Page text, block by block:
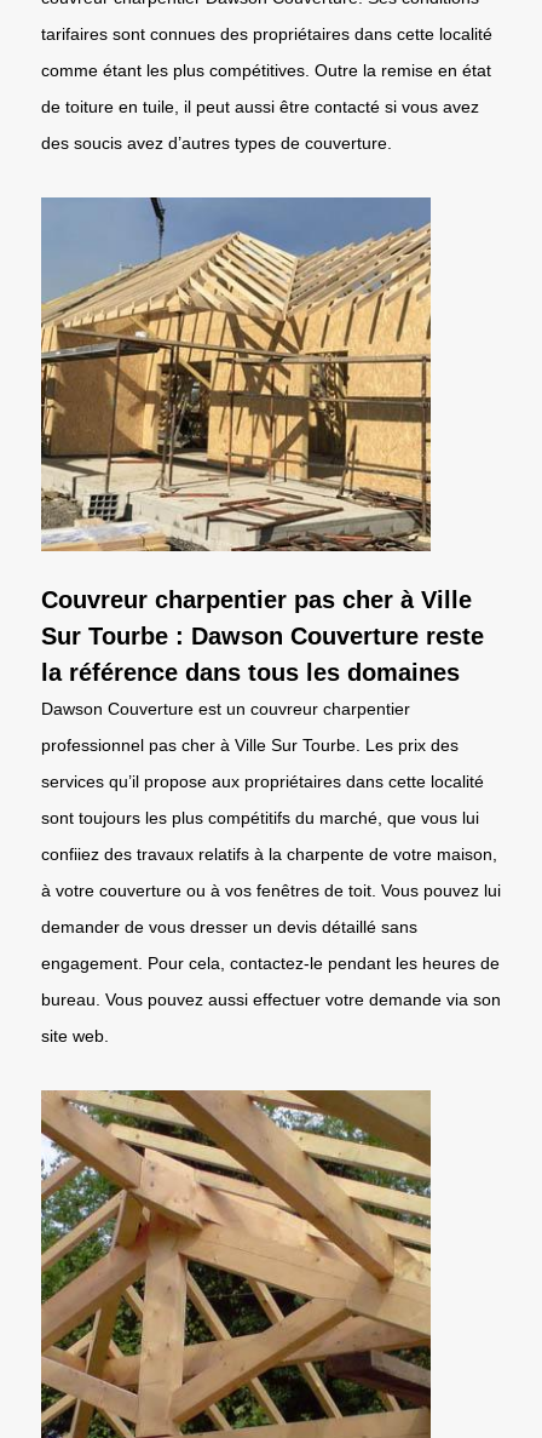
tarifaires sont connues des propriétaires dans cette localité
comme étant les plus compétitives. Outre la remise en état
de toiture en tuile, il peut aussi être contacté si vous avez
des soucis avez d’autres types de couverture.
Couvreur charpentier pas cher à Ville
Sur Tourbe : Dawson Couverture reste
la référence dans tous les domaines
Dawson Couverture est un couvreur charpentier
professionnel pas cher à Ville Sur Tourbe. Les prix des
services qu’il propose aux propriétaires dans cette localité
sont toujours les plus compétitifs du marché, que vous lui
confiiez des travaux relatifs à la charpente de votre maison,
à votre couverture ou à vos fenêtres de toit. Vous pouvez lui
demander de vous dresser un devis détaillé sans
engagement. Pour cela, contactez-le pendant les heures de
bureau. Vous pouvez aussi effectuer votre demande via son
site web.